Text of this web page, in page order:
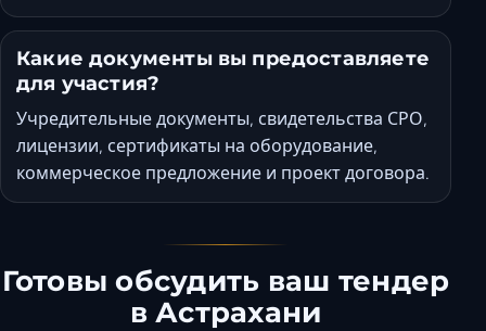
Какие документы вы предоставляете
для участия?
Учредительные документы, свидетельства СРО,
лицензии, сертификаты на оборудование,
коммерческое предложение и проект договора.
Готовы обсудить ваш тендер
в Астрахани